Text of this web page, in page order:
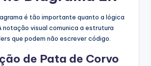
é tão importante quanto a lógica
notação visual comunica a estrutura
que podem não escrever código.
de Pata de Corvo